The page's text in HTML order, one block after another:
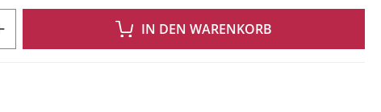
IN DEN WARENKORB